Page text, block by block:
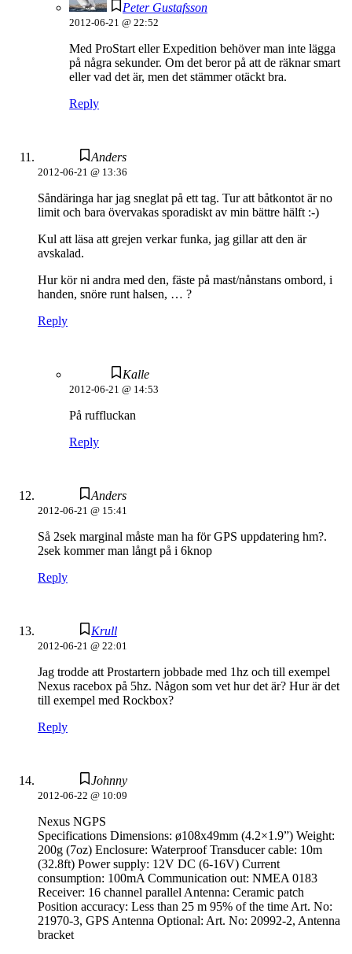
Peter Gustafsson
2012-06-21 @ 22:52
Med ProStart eller Expedition behöver man inte lägga
på några sekunder. Om det beror på att de räknar smart
eller vad det är, men det stämmer otäckt bra.
Reply
Anders
2012-06-21 @ 13:36
Såndäringa har jag sneglat på ett tag. Tur att båtkontot är no
limit och bara övervakas sporadiskt av min bättre hälft :-)
Kul att läsa att grejen verkar funka, jag gillar att den är
avskalad.
Hur kör ni andra med den, fäste på mast/nånstans ombord, i
handen, snöre runt halsen, … ?
Reply
Kalle
2012-06-21 @ 14:53
På ruffluckan
Reply
Anders
2012-06-21 @ 15:41
Så 2sek marginal måste man ha för GPS uppdatering hm?.
2sek kommer man långt på i 6knop
Reply
Krull
2012-06-21 @ 22:01
Jag trodde att Prostartern jobbade med 1hz och till exempel
Nexus racebox på 5hz. Någon som vet hur det är? Hur är det
till exempel med Rockbox?
Reply
Johnny
2012-06-22 @ 10:09
Nexus NGPS
Specifications Dimensions: ø108x49mm (4.2×1.9”) Weight:
200g (7oz) Enclosure: Waterproof Transducer cable: 10m
(32.8ft) Power supply: 12V DC (6-16V) Current
consumption: 100mA Communication out: NMEA 0183
Receiver: 16 channel parallel Antenna: Ceramic patch
Position accuracy: Less than 25 m 95% of the time Art. No:
21970-3, GPS Antenna Optional: Art. No: 20992-2, Antenna
bracket